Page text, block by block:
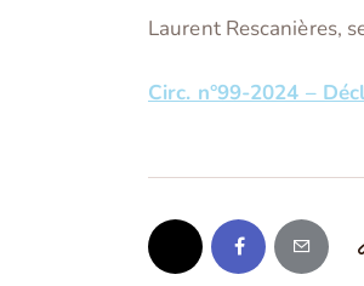
Laurent Rescanières,
Circ. n°99-2024 –